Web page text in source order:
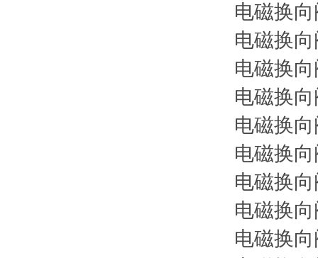
电磁换
电磁换
电磁换
电磁换
电磁换
电磁换
电磁换
电磁换
电磁换